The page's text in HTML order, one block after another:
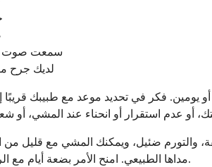
سمعت صوت
لديك جرح
فكر في تحديد موعد مع طبيبك قريبًا
والتورم ضئيل، ويمكنك المشي مع قليل
مداها الطبيعي. امنح الأمر بضعة أيام مع الرعاية المنزلية، ولكن ابق يقظًا للتغييرات.